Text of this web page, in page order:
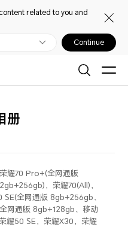
related to you and
Continue
册
耀70 Pro+(全网通版
，荣耀70(All)，
全网通版 8gb+256gb、
网通版 8gb+128gb、移动
耀50 SE，荣耀X30，荣耀